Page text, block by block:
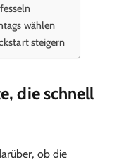
wählen
steigern
die schnell
ob die